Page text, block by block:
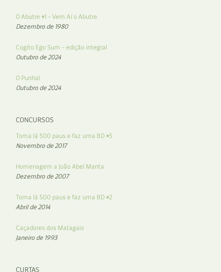
O Abutre #1 – Vem Aí o Abutre
Dezembro de 1980
Cogito Ego Sum – edição integral
Outubro de 2024
O Punhal
Outubro de 2024
CONCURSOS
Toma lá 500 paus e faz uma BD #5
Novembro de 2017
Homenagem a João Abel Manta
Dezembro de 2007
Toma lá 500 paus e faz uma BD #2
Abril de 2014
Caçadores dos Matagais
Janeiro de 1993
CURTAS